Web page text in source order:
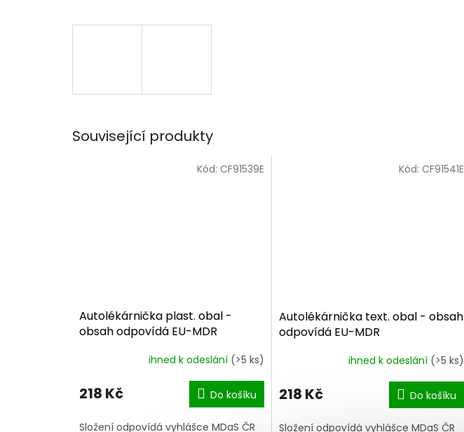
Související produkty
Autolékárnička plast. obal -
obsah odpovídá EU-MDR
ihned k odeslání (>5 ks)
218 Kč Do košíku
Složení odpovídá vyhlášce MDaS ČR
Kód: CF91539E
Autolékárnička text. obal - obsah
odpovídá EU-MDR
ihned k odeslání (>5 ks)
218 Kč Do košíku
Složení odpovídá vyhlášce MDaS ČR
Kód: CF91541E